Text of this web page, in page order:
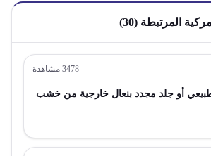
المرتبطة (30
)
3478 مشاهدة
طبيعي أو جلد مجدد بنعال خارجية من خشب